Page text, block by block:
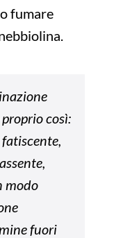
fumare
così:
modo
fuori